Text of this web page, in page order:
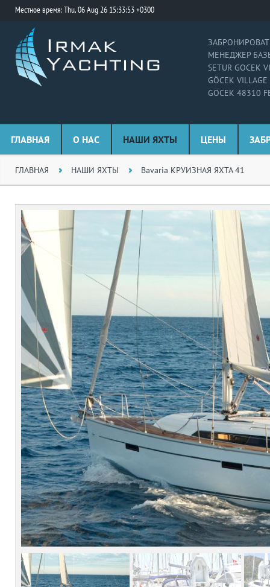
Местное время: Thu, 06 Aug 26 15:33:53 +0300
МЕНЕДЖЕР
SETUR GOCEK
GÖCEK VILLAGE
GÖCEK 48310
ГЛАВНАЯ О НАС НАШИ ЯХТЫ ЦЕНЫ
ГЛАВНАЯ НАШИ ЯХТЫ Bavaria КРУИЗНАЯ ЯХТА 41